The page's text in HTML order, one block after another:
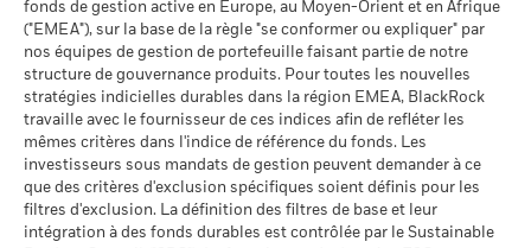
également contacter le Service de médiation des
consommateurs. Vous trouverez de plus amples informations
à l’adresse
http://www.ombudsfin.be
% des avoirs à l'égard
desquels des données ESG
MSCI
au 17/juil./2026
99,45
Pointage de qualité ESG
MSCI - centile par rapport aux
au 17/juil./2026
Fonds dans le groupe de
384
d'activité
Pourcentage des avoirs du
fonds à l'égard desquels
des données ne sont pas
disponibles
au -
L'exposition de BlackRock aux secteurs d'activité, telle qu'elle
est indiquée ci-dessus, pour le charbon thermique et les
Voir tous les documents
fonds de gestion active en Europe, au Moyen-Orient et en Afrique
("EMEA"), sur la base de la règle "se conformer ou expliquer" par
nos équipes de gestion de portefeuille faisant partie de notre
structure de gouvernance produits. Pour toutes les nouvelles
stratégies indicielles durables dans la région EMEA, BlackRock
travaille avec le fournisseur de ces indices afin de refléter les
mêmes critères dans l'indice de référence du fonds. Les
investisseurs sous mandats de gestion peuvent demander à ce
que des critères d'exclusion spécifiques soient définis pour les
filtres d'exclusion. La définition des filtres de base et leur
intégration à des fonds durables est contrôlée par le Sustainable